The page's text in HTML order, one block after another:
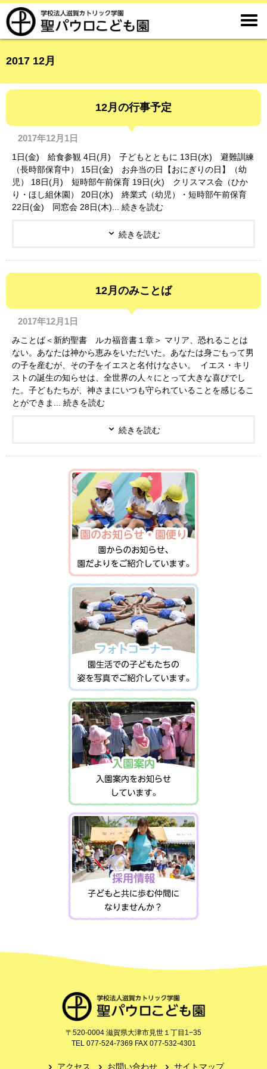

2017 12月
12月の行事予定
2017年12月1日
1日(金) 給食参観 4日(月) 子どもとともに 13日(水) 避難訓練
（長時部保育中） 15日(金) お弁当の日【おにぎりの日】（幼
児） 18日(月) 短時部午前保育 19日(火) クリスマス会（ひか
り・ほし組休園） 20日(水) 終業式（幼児）・短時部午前保育
22日(金) 同窓会 28日(木)... 続きを読む
続きを読む
12月のみことば
2017年12月1日
みことば＜新約聖書 ルカ福音書１章＞ マリア、恐れることは
ない。あなたは神から恵みをいただいた。あなたは身ごもって男
の子を産むが、その子をイエスと名付けなさい。 イエス・キリ
ストの誕生の知らせは、全世界の人々にとって大きな喜びでし
た。子どもたちが、神さまにいつも守られていることを感じるこ
とができま... 続きを読む
続きを読む
〒520-0004 滋賀県大津市見世１丁目1−35
TEL 077‐524‐7369 FAX 077‐532‐4301
アクセス お問い合わせ サイトマップ